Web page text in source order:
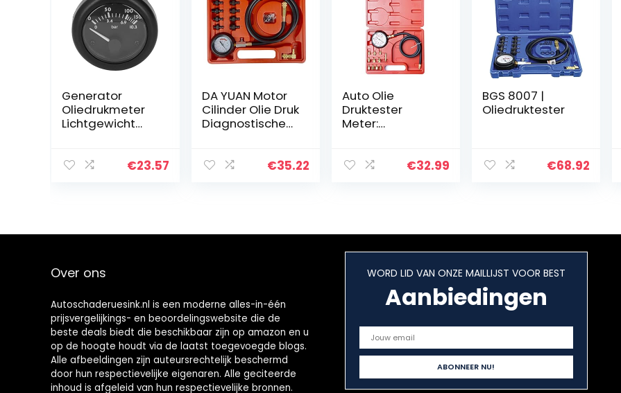
Generator
Oliedrukmeter
Lichtgewicht
Mechanische
€23.57
DA YUAN Motor
Cilinder Olie Druk
Diagnostische
€35.22
Auto Olie
Druktester
Meter:
Druk Tester Tool
€32.99
BGS 8007 |
Oliedruktester
€68.92
Over ons
Autoschaderuesink.nl is een moderne alles-in-één
prijsvergelijkings- en beoordelingswebsite die de
beste deals biedt die beschikbaar zijn op amazon en u
op de hoogte houdt via de laatst toegevoegde blogs.
Alle afbeeldingen zijn auteursrechtelijk beschermd
door hun respectievelijke eigenaren. Alle geciteerde
inhoud is afgeleid van hun respectievelijke bronnen.
WORD LID VAN ONZE MAILLIJST VOOR BEST
Aanbiedingen